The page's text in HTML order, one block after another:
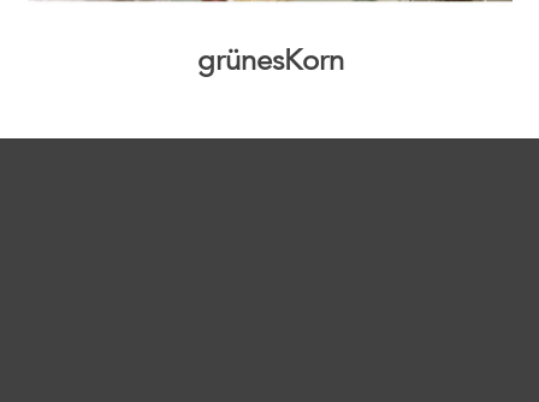
grünesKorn